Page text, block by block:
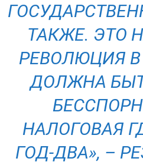
ТАКЖЕ. ЭТО
РЕВОЛЮЦИЯ
ДОЛЖНА
НАЛОГОВАЯ
ГОД-ДВА», –